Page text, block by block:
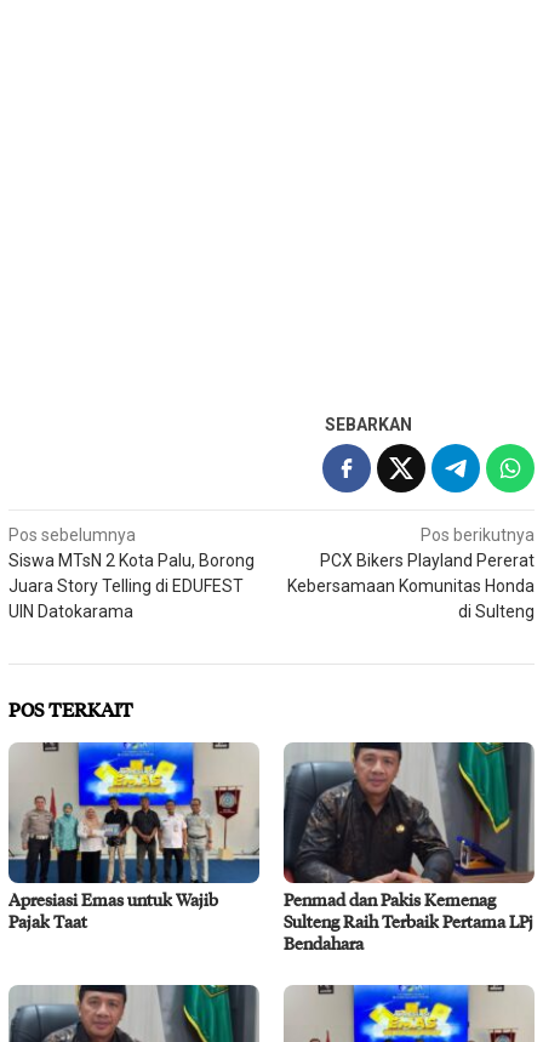
SEBARKAN
Navigasi
pos
Pos sebelumnya
Siswa MTsN 2 Kota Palu, Borong
Juara Story Telling di EDUFEST
UIN Datokarama
Pos berikutnya
PCX Bikers Playland Pererat
Kebersamaan Komunitas Honda
di Sulteng
POS TERKAIT
Apresiasi Emas untuk Wajib
Pajak Taat
Penmad dan Pakis Kemenag
Sulteng Raih Terbaik Pertama LPj
Bendahara